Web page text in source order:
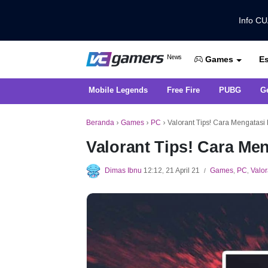
Info
VCGamers News
News
Dapatkan Berita Games Terbaru
Games
Mobile Legends Free Fire PUBG
Beranda › Games › PC › Valorant Tips! Cara
Valorant Tips! Cara
Dimas Ibnu 12:12, 21 April 21 / Games, PC,